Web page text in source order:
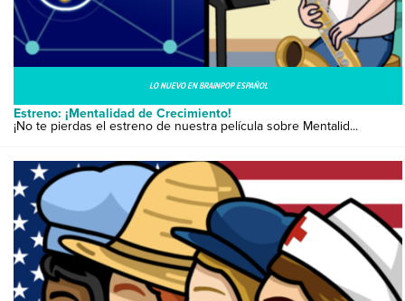
LO NUEVO EN BRAINPOP ESPAÑOL
Estreno: ¡Mentalidad de Crecimiento!
¡No te pierdas el estreno de nuestra película sobre Mentalid...